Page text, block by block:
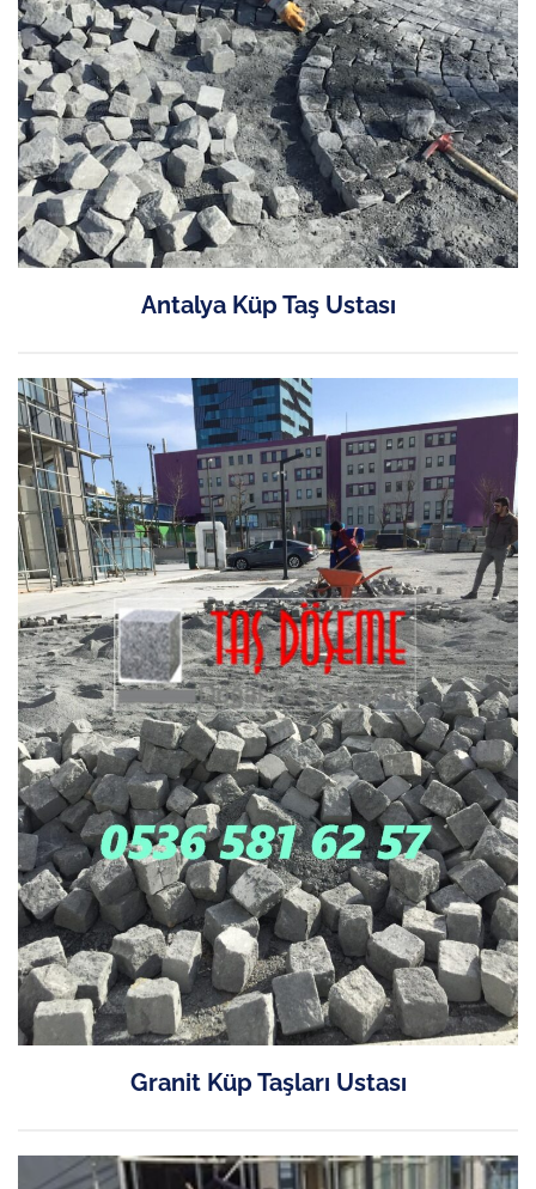
Antalya Küp Taş Ustası
Granit Küp Taşları Ustası